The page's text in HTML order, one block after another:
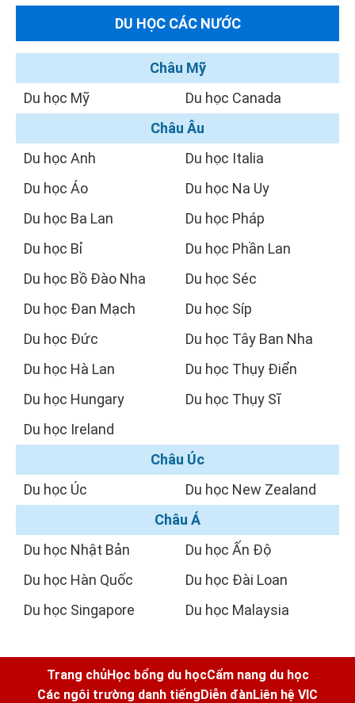
DU HỌC CÁC NƯỚC
Châu Mỹ
Du học Mỹ
Du học Canada
Châu Âu
Du học Anh
Du học Áo
Du học Ba Lan
Du học Bỉ
Du học Bồ Đào Nha
Du học Đan Mạch
Du học Đức
Du học Hà Lan
Du học Hungary
Du học Ireland
Du học Italia
Du học Na Uy
Du học Pháp
Du học Phần Lan
Du học Séc
Du học Síp
Du học Tây Ban Nha
Du học Thụy Điển
Du học Thụy Sĩ
Châu Úc
Du học Úc
Du học New Zealand
Châu Á
Du học Nhật Bản
Du học Hàn Quốc
Du học Singapore
Du học Ấn Độ
Du học Đài Loan
Du học Malaysia
Trang chủHọc bổng du họcCẩm nang du học
Các ngôi trường danh tiếngDiễn đànLiên hệ VIC